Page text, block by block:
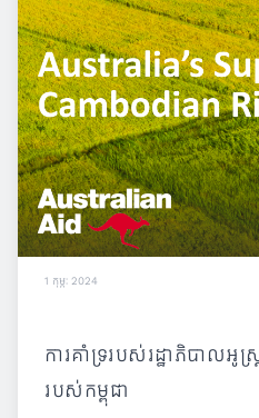
1 កុម្ភៈ 2024
ការគាំទ្ររបស់រដ្ឋាភិបាល
របស់កម្ពុជា